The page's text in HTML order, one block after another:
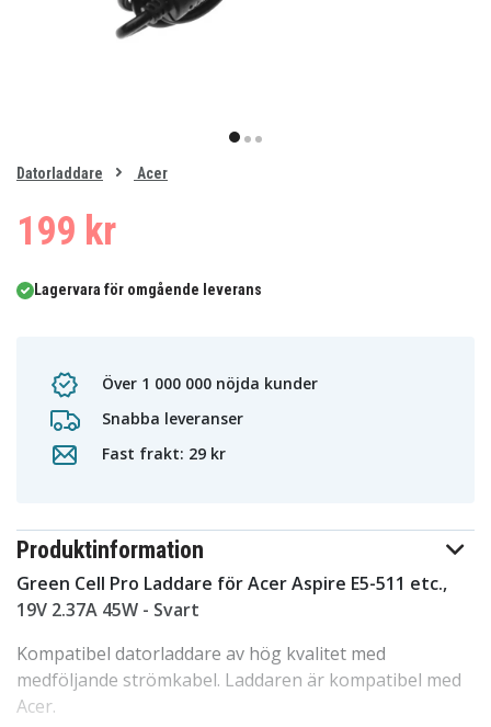
item
of
Datorladdare Acer
199 kr
Lagervara för omgående leverans
Över 1 000 000 nöjda kunder
Snabba leveranser
Fast frakt: 29 kr
Produktinformation
Green Cell Pro Laddare för Acer Aspire E5-511 etc.,
19V 2.37A 45W - Svart
Kompatibel datorladdare av hög kvalitet med
medföljande strömkabel. Laddaren är kompatibel med
Acer.